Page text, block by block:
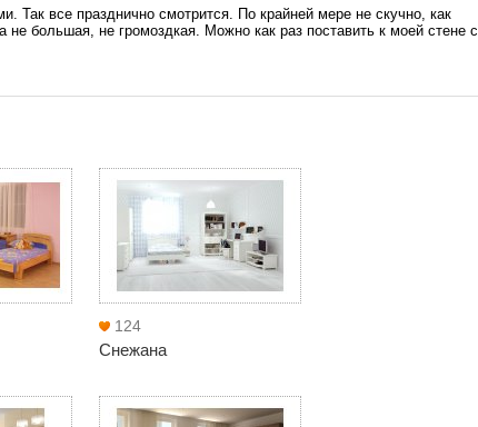
Так все празднично смотрится. По крайней мере не скучно, как
большая, не громоздкая. Можно как раз поставить к моей стене с
124
Снежана